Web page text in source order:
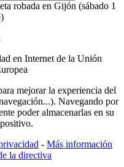
robada en Gijón (sábado 1
en Internet de la Unión
mejorar la experiencia del
Navegando por
poder almacenarlas en su
- Más información
la directiva